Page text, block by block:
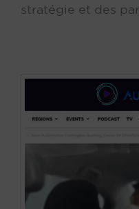
stratégie et des